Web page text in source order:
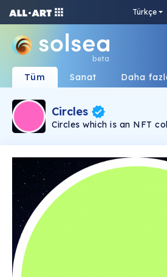
Türkçe
beta
Tüm Sanat Daha
Circles
Circles which is an NFT
community in aspect of
pictures are peasants
color or gradients are
Tokens will be
Circles NFTs